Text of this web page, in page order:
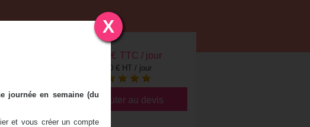
€ TTC / jour
20,00 € HT / jour
Ajouter au devis
X
journée en semaine (du
et vous créer un compte